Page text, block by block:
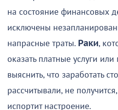
на состояние финансовых
исключены
напрасные траты. Раки,
оказать платные услуги или
выяснить, что заработать
рассчитывали, не
испортит настроение.